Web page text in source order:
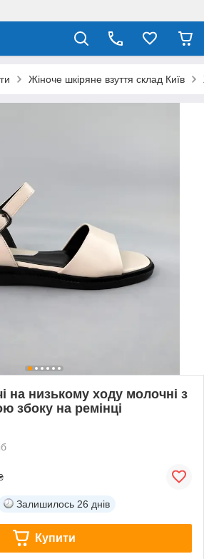
Жіноче шкіряне взуття склад Київ
на низькому ходу молочні з
збоку на ремінці
Залишилось 26 днів
Купити